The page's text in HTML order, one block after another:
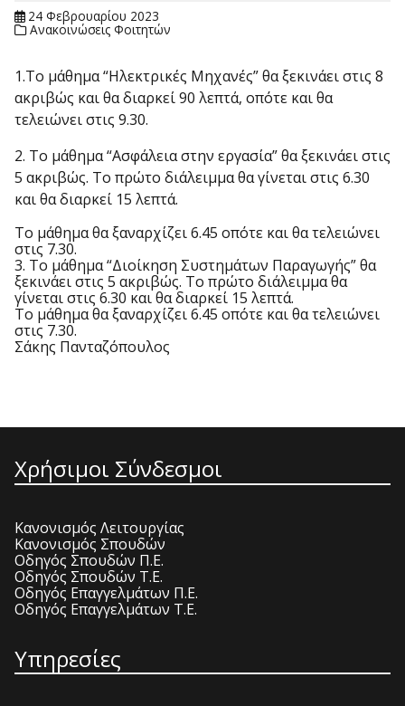
24 Φεβρουαρίου 2023
Ανακοινώσεις Φοιτητών
1.Το μάθημα “Ηλεκτρικές Μηχανές” θα ξεκινάει στις 8
ακριβώς και θα διαρκεί 90 λεπτά, οπότε και θα
τελειώνει στις 9.30.
2. Το μάθημα “Ασφάλεια στην εργασία” θα ξεκινάει στις
5 ακριβώς. Το πρώτο διάλειμμα θα γίνεται στις 6.30
και θα διαρκεί 15 λεπτά.
Το μάθημα θα ξαναρχίζει 6.45 οπότε και θα τελειώνει
στις 7.30.
3. Το μάθημα “Διοίκηση Συστημάτων Παραγωγής” θα
ξεκινάει στις 5 ακριβώς. Το πρώτο διάλειμμα θα
γίνεται στις 6.30 και θα διαρκεί 15 λεπτά.
Το μάθημα θα ξαναρχίζει 6.45 οπότε και θα τελειώνει
στις 7.30.
Σάκης Πανταζόπουλος
Χρήσιμοι Σύνδεσμοι
Κανονισμός Λειτουργίας
Κανονισμός Σπουδών
Οδηγός Σπουδών Π.Ε.
Οδηγός Σπουδών Τ.Ε.
Οδηγός Επαγγελμάτων Π.Ε.
Οδηγός Επαγγελμάτων Τ.Ε.
Υπηρεσίες